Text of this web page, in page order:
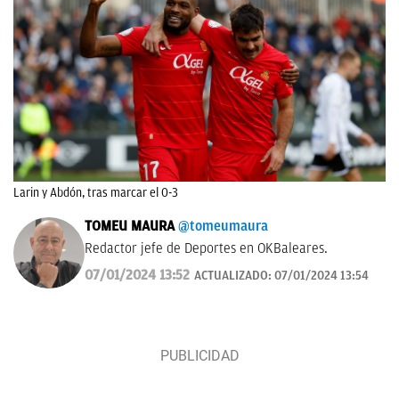
Larin y Abdón, tras marcar el 0-3
TOMEU MAURA @tomeumaura
Redactor jefe de Deportes en OKBaleares.
07/01/2024 13:52 ACTUALIZADO: 07/01/2024 13:54